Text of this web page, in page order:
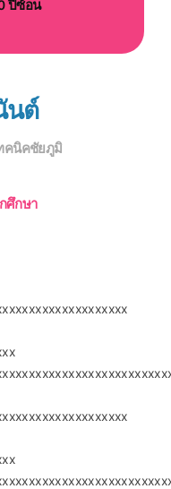
ปีซ้อน
นต์
คนิคชัยภูมิ
ศึกษา